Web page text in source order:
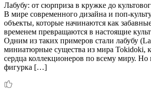
Лабубу: от сюрприза в кружке до
В мире современного дизайна и поп-
объекты, которые начинаются как
временем превращаются в настоящие
Одним из таких примеров стали лабубу
миниатюрные существа из мира Tokidoki,
сердца коллекционеров по всему миру. Но
фигурка […]